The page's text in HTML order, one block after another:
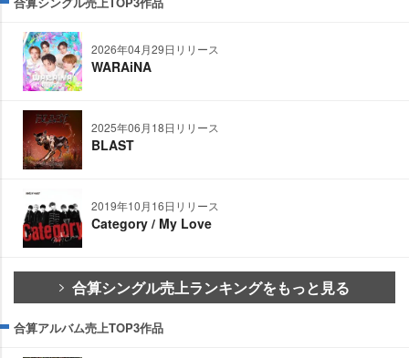
2026年04月29日リリース
WARAiNA
2025年06月18日リリース
BLAST
2019年10月16日リリース
Category / My Love
合算シングル売上ランキングをもっと見る
合算アルバム売上TOP3作品